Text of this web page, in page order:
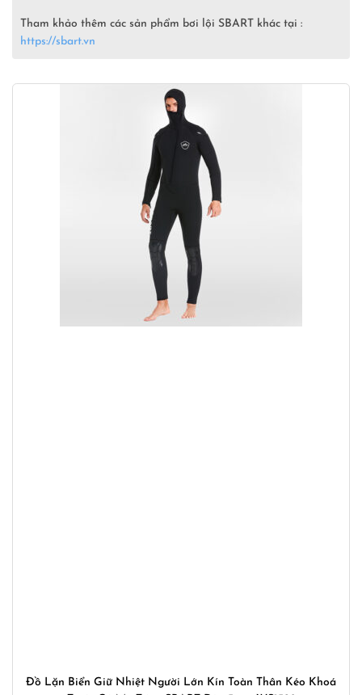
Tham khảo thêm các sản phẩm bơi lội SBART khác tại :
https://sbart.vn
Đồ Lặn Biển Giữ Nhiệt Người Lớn Kín Toàn Thân Kéo Khoá